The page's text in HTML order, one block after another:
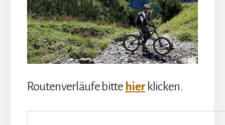
Routenverläufe bitte hier klicken.